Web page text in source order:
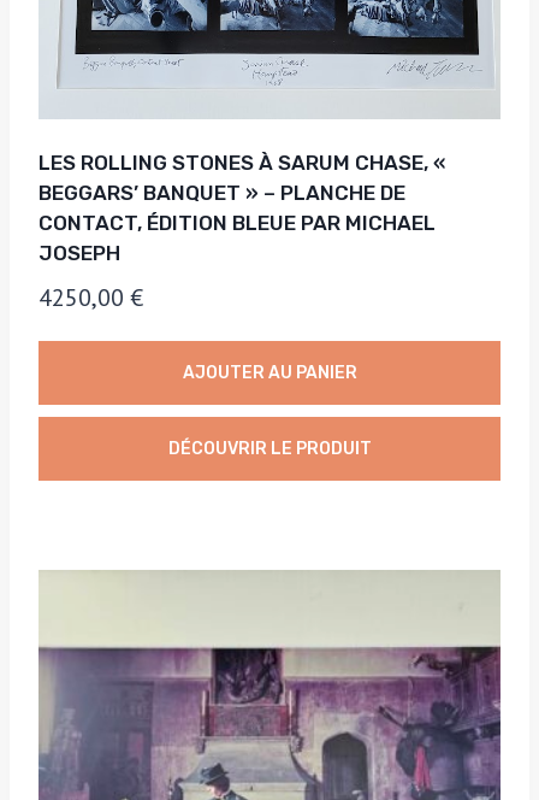
LES ROLLING STONES À SARUM CHASE, «
BEGGARS’ BANQUET » – PLANCHE DE
CONTACT, ÉDITION BLEUE PAR MICHAEL
JOSEPH
4250,00 €
AJOUTER AU PANIER
DÉCOUVRIR LE PRODUIT